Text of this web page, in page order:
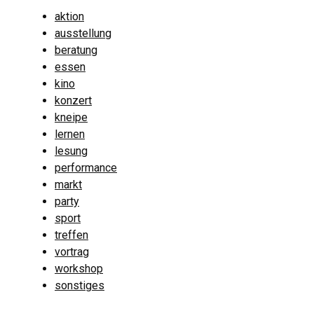
aktion
ausstellung
beratung
essen
kino
konzert
kneipe
lernen
lesung
performance
markt
party
sport
treffen
vortrag
workshop
sonstiges